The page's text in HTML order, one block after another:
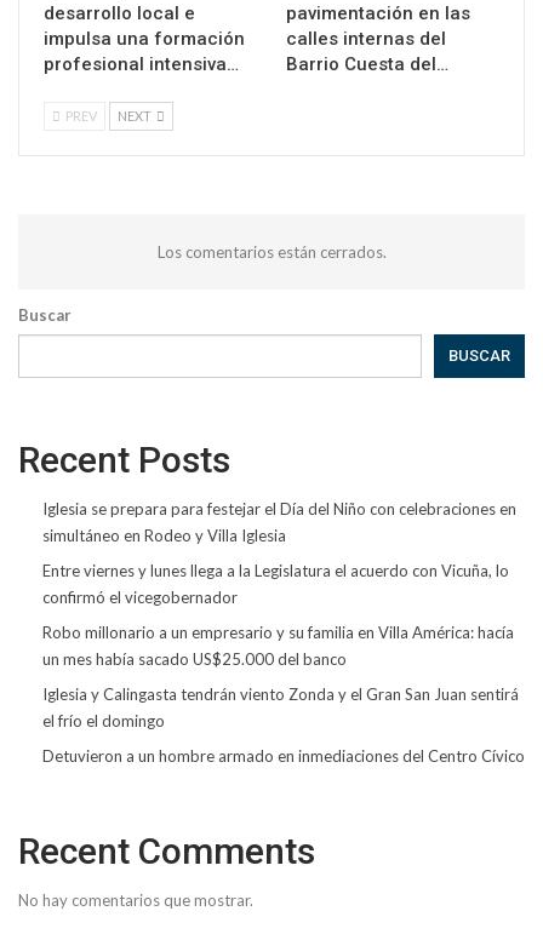
desarrollo local e
impulsa una formación
profesional intensiva…
pavimentación en las
calles internas del
Barrio Cuesta del…
PREV NEXT
Los comentarios están cerrados.
Buscar
BUSCAR
Recent Posts
Iglesia se prepara para festejar el Día del Niño con celebraciones en
simultáneo en Rodeo y Villa Iglesia
Entre viernes y lunes llega a la Legislatura el acuerdo con Vicuña, lo
confirmó el vicegobernador
Robo millonario a un empresario y su familia en Villa América: hacía
un mes había sacado US$25.000 del banco
Iglesia y Calingasta tendrán viento Zonda y el Gran San Juan sentirá
el frío el domingo
Detuvieron a un hombre armado en inmediaciones del Centro Cívico
Recent Comments
No hay comentarios que mostrar.